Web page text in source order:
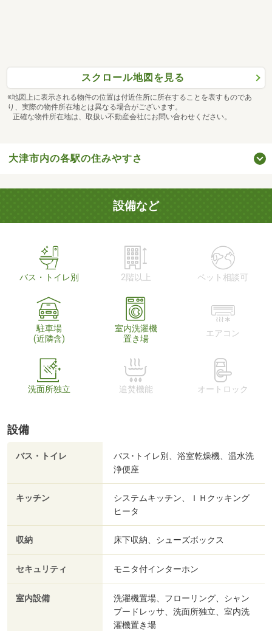
スクロール地図を見る
※地図上に表示される物件の位置は付近住所に所在することを表すものであ
り、実際の物件所在地とは異なる場合がございます。
正確な物件所在地は、取扱い不動産会社にお問い合わせください。
大津市内の各駅の住みやすさ
設備など
バス・トイレ別 2階以上 ペット相談可
駐車場
(近隣含)
室内洗濯機
置き場
エアコン
洗面所独立 追焚機能 オートロック
設備
バス・トイレ
バス･トイレ別、浴室乾燥機、温水洗
浄便座
キッチン
システムキッチン、ＩＨクッキング
ヒータ
収納 床下収納、シューズボックス
セキュリティ モニタ付インターホン
室内設備
洗濯機置場、フローリング、シャン
プードレッサ、洗面所独立、室内洗
濯機置き場